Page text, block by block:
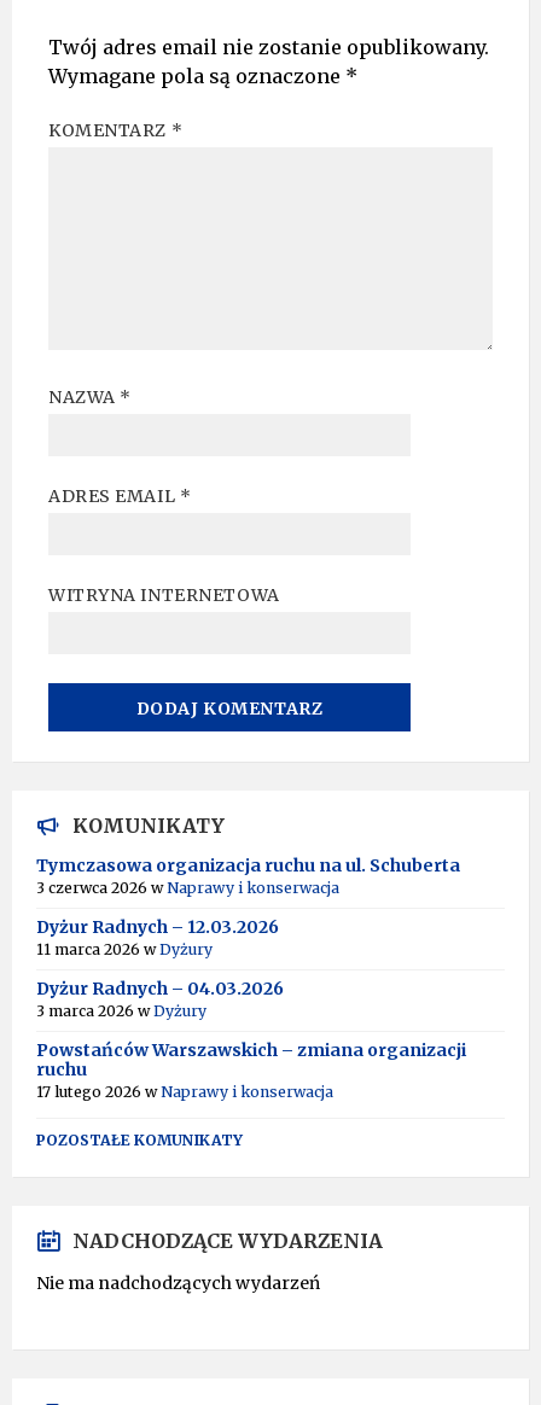
Twój adres email nie zostanie opublikowany.
Wymagane pola są oznaczone *
KOMENTARZ *
NAZWA *
ADRES EMAIL *
WITRYNA INTERNETOWA
T
E
R
N
T
I
E
:
KOMUNIKATY
Tymczasowa organizacja ruchu na ul. Schuberta
3 czerwca 2026 wNaprawy i konserwacja
Dyżur Radnych – 12.03.2026
11 marca 2026 wDyżury
Dyżur Radnych – 04.03.2026
3 marca 2026 wDyżury
Powstańców Warszawskich – zmiana organizacji
ruchu
17 lutego 2026 wNaprawy i konserwacja
POZOSTAŁE KOMUNIKATY
NADCHODZĄCE WYDARZENIA
Nie ma nadchodzących wydarzeń